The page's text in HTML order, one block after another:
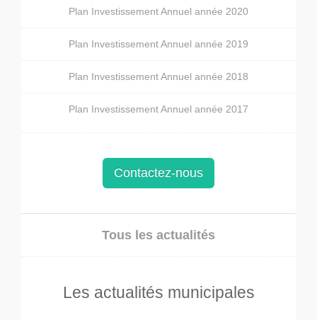
Plan Investissement Annuel année 2020
Plan Investissement Annuel année 2019
Plan Investissement Annuel année 2018
Plan Investissement Annuel année 2017
Contactez-nous
Tous les actualités
Les actualités municipales